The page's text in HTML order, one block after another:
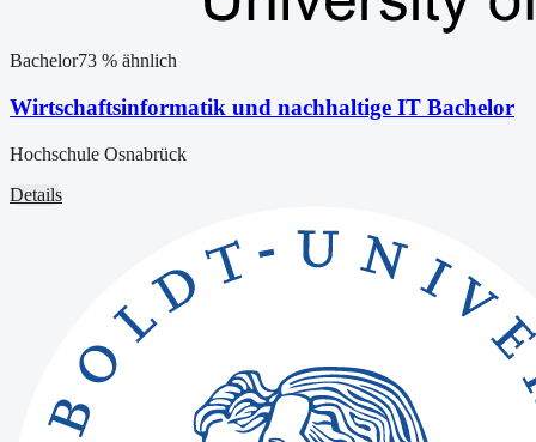
Bachelor73 % ähnlich
Wirtschaftsinformatik und nachhaltige IT Bachelor
Hochschule Osnabrück
Details